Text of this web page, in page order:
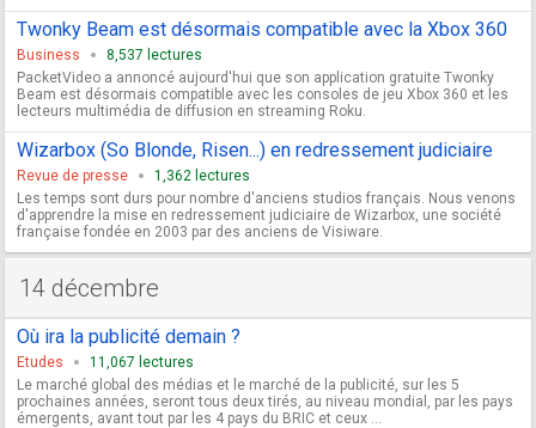
Twonky Beam est désormais compatible avec la Xbox 360
Business
8,537 lectures
PacketVideo a annoncé aujourd'hui que son application gratuite Twonky
Beam est désormais compatible avec les consoles de jeu Xbox 360 et les
lecteurs multimédia de diffusion en streaming Roku.
Wizarbox (So Blonde, Risen...) en redressement judiciaire
Revue de presse
1,362 lectures
Les temps sont durs pour nombre d'anciens studios français. Nous venons
d'apprendre la mise en redressement judiciaire de Wizarbox, une société
française fondée en 2003 par des anciens de Visiware.
14 décembre
Où ira la publicité demain ?
Etudes
11,067 lectures
Le marché global des médias et le marché de la publicité, sur les 5
prochaines années, seront tous deux tirés, au niveau mondial, par les pays
émergents, avant tout par les 4 pays du BRIC et ceux ...